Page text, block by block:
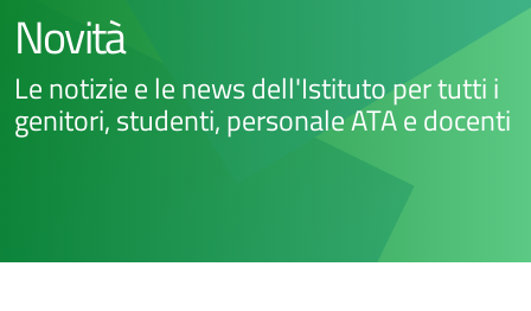
Novità
Le notizie e le news dell'Istituto per tutti i
genitori, studenti, personale ATA e docenti